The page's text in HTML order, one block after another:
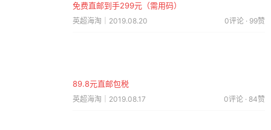
免费直邮到手299元（需用码）
英超海淘｜2019.08.20 0评论 · 99赞
89.8元直邮包税
英超海淘｜2019.08.17 0评论 · 84赞